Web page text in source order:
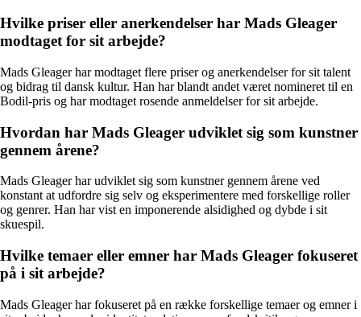
Hvilke priser eller anerkendelser har Mads Gleager
modtaget for sit arbejde?
Mads Gleager har modtaget flere priser og anerkendelser for sit talent
og bidrag til dansk kultur. Han har blandt andet været nomineret til en
Bodil-pris og har modtaget rosende anmeldelser for sit arbejde.
Hvordan har Mads Gleager udviklet sig som kunstner
gennem årene?
Mads Gleager har udviklet sig som kunstner gennem årene ved
konstant at udfordre sig selv og eksperimentere med forskellige roller
og genrer. Han har vist en imponerende alsidighed og dybde i sit
skuespil.
Hvilke temaer eller emner har Mads Gleager fokuseret
på i sit arbejde?
Mads Gleager har fokuseret på en række forskellige temaer og emner i